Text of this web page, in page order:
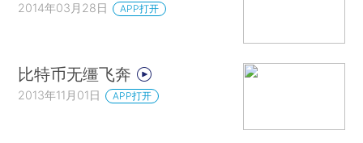
2014年03月28日 APP打开
比特币无缰飞奔
2013年11月01日 APP打开